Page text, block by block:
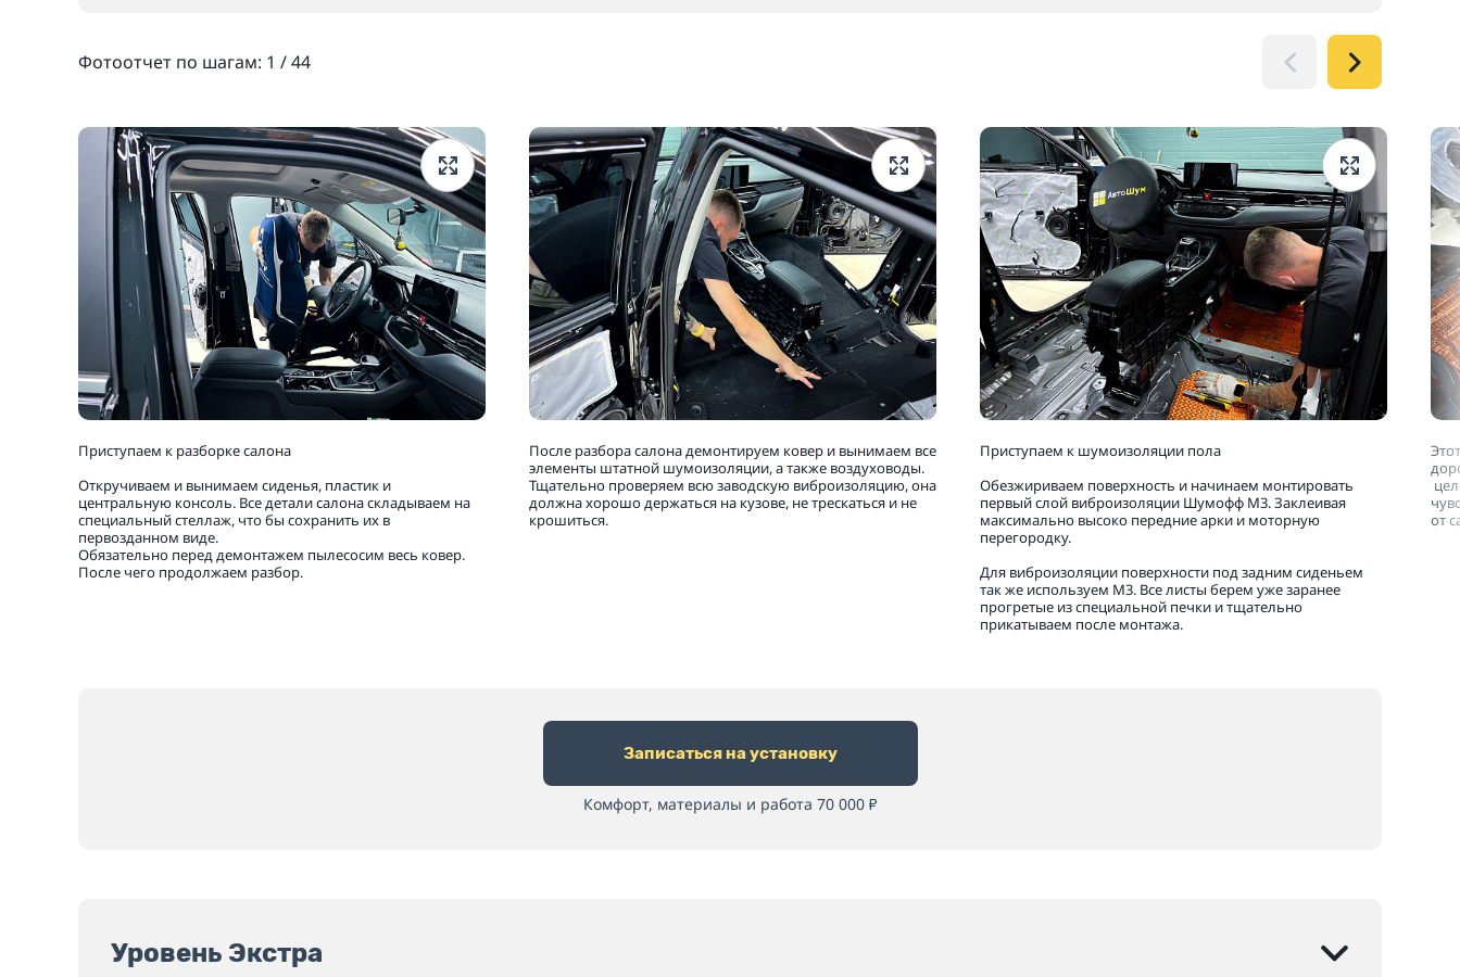
Фотоотчет по шагам: 1 /44
Приступаем к разборке салона
Откручиваем и вынимаем сиденья, пластик и
центральную консоль. Все детали салона складываем на
специальный стеллаж, что бы сохранить их в
первозданном виде.
Обязательно перед демонтажем пылесосим весь ковер.
После чего продолжаем разбор.
После разбора салона демонтируем ковер и вынимаем все
элементы штатной шумоизоляции, а также воздуховоды.
Тщательно проверяем всю заводскую виброизоляцию, она
должна хорошо держаться на кузове, не трескаться и не
крошиться.
Приступаем к шумоизоляции пола
Обезжириваем поверхность и начинаем монтировать
первый слой виброизоляции Шумофф М3. Заклеивая
максимально высоко передние арки и моторную
перегородку.
Для виброизоляции поверхности под задним сиденьем
так же используем М3. Все листы берем уже заранее
прогретые из специальной печки и тщательно
прикатываем после монтажа.
от
Записаться на установку
Комфорт, материалы и работа 70 000 ₽
Уровень Экстра